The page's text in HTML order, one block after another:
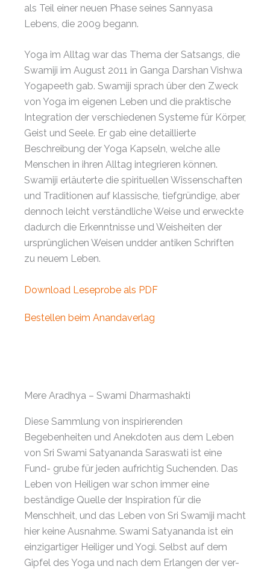
als Teil einer neuen Phase seines Sannyasa
Lebens, die 2009 begann.
Yoga im Alltag war das Thema der Satsangs, die
Swamiji im August 2011 in Ganga Darshan Vishwa
Yogapeeth gab. Swamiji sprach über den Zweck
von Yoga im eigenen Leben und die praktische
Integration der verschiedenen Systeme für Körper,
Geist und Seele. Er gab eine detaillierte
Beschreibung der Yoga Kapseln, welche alle
Menschen in ihren Alltag integrieren können.
Swamiji erläuterte die spirituellen Wissenschaften
und Traditionen auf klassische, tiefgründige, aber
dennoch leicht verständliche Weise und erweckte
dadurch die Erkenntnisse und Weisheiten der
ursprünglichen Weisen undder antiken Schriften
zu neuem Leben.
Download Leseprobe als PDF
Bestellen beim Anandaverlag
Mere Aradhya – Swami Dharmashakti
Diese Sammlung von inspirierenden
Begebenheiten und Anekdoten aus dem Leben
von Sri Swami Satyananda Saraswati ist eine
Fund- grube für jeden aufrichtig Suchenden. Das
Leben von Heiligen war schon immer eine
beständige Quelle der Inspiration für die
Menschheit, und das Leben von Sri Swamiji macht
hier keine Ausnahme. Swami Satyananda ist ein
einzigartiger Heiliger und Yogi. Selbst auf dem
Gipfel des Yoga und nach dem Erlangen der ver-